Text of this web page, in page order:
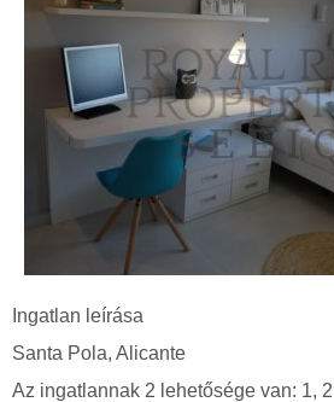
Ingatlan leírása
Santa Pola, Alicante
Az ingatlannak 2 lehetősége van: 1,